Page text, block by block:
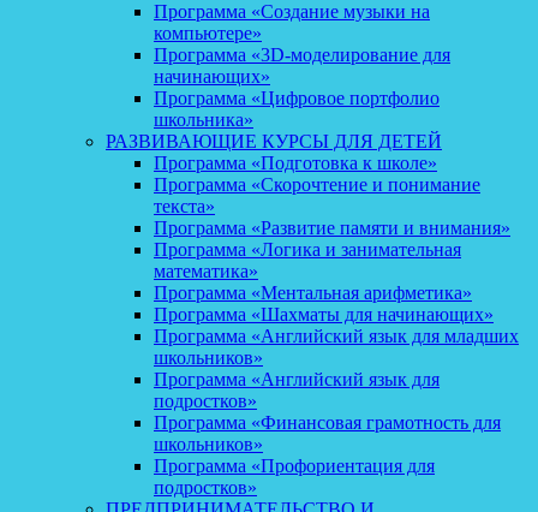
Программа «Создание музыки на
компьютере»
Программа «3D-моделирование для
начинающих»
Программа «Цифровое портфолио
школьника»
РАЗВИВАЮЩИЕ КУРСЫ ДЛЯ ДЕТЕЙ
Программа «Подготовка к школе»
Программа «Скорочтение и понимание
текста»
Программа «Развитие памяти и внимания»
Программа «Логика и занимательная
математика»
Программа «Ментальная арифметика»
Программа «Шахматы для начинающих»
Программа «Английский язык для младших
школьников»
Программа «Английский язык для
подростков»
Программа «Финансовая грамотность для
школьников»
Программа «Профориентация для
подростков»